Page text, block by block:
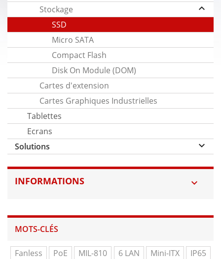
Stockage keyboard_arrow_up
SSD
Micro SATA
Compact Flash
Disk On Module (DOM)
Cartes d'extension
Cartes Graphiques Industrielles
Tablettes
Ecrans
Solutions
keyboard_arrow_down
INFORMATIONS 
MOTS-CLÉS
Fanless PoE MIL-810 6 LAN Mini-ITX
IP65